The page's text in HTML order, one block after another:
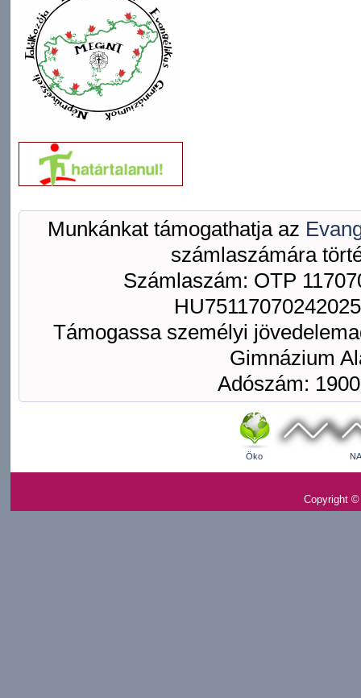
Munkánkat támogathatja az
számlaszámára
Számlaszám: OTP
Támogassa személyi
Gimnázium
Adószám:
Öko
Copyright